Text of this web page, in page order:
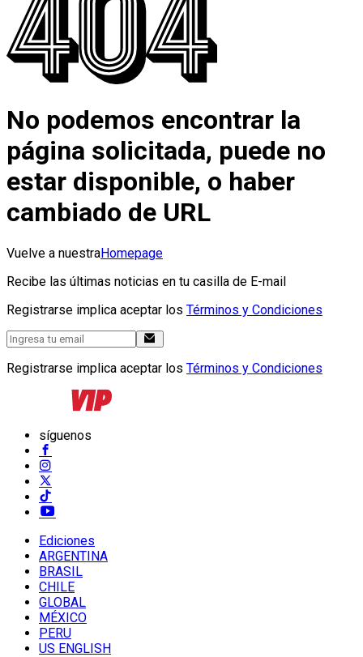
No podemos encontrar la
página solicitada, puede no
estar disponible, o haber
cambiado de URL
Vuelve a nuestraHomepage
Recibe las últimas noticias en tu casilla de E-mail
Registrarse implica aceptar los Términos y Condiciones
Registrarse implica aceptar los Términos y Condiciones
síguenos
Ediciones
ARGENTINA
BRASIL
CHILE
GLOBAL
MÉXICO
PERU
US ENGLISH